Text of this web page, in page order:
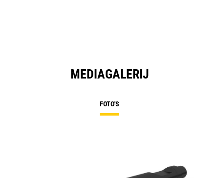
MEDIAGALERIJ
FOTO'S